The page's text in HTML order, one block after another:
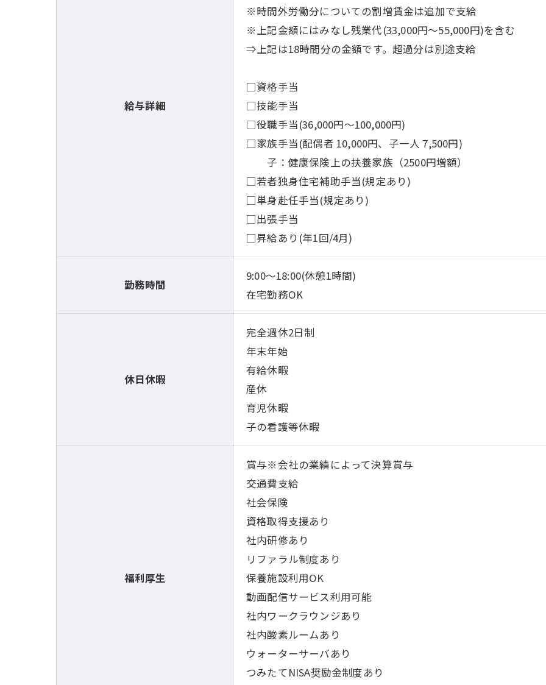
給与詳細
※時間外労働分についての割増賃金は追加で支給
※上記金額にはみなし残業代(33,000円〜55,000円)を含む
⇒上記は18時間分の金額です。超過分は別途支給
□資格手当
□技能手当
□役職手当(36,000円〜100,000円)
□家族手当(配偶者 10,000円、子一人 7,500円)
子：健康保険上の扶養家族（2500円増額）
□若者独身住宅補助手当(規定あり)
□単身赴任手当(規定あり)
□出張手当
□昇給あり(年1回/4月)
勤務時間
9:00～18:00(休憩1時間)
在宅勤務OK
休日休暇
完全週休2日制
年末年始
有給休暇
産休
育児休暇
子の看護等休暇
福利厚生
賞与※会社の業績によって決算賞与
交通費支給
社会保険
資格取得支援あり
社内研修あり
リファラル制度あり
保養施設利用OK
動画配信サービス利用可能
社内ワークラウンジあり
社内酸素ルームあり
ウォーターサーバあり
つみたてNISA奨励金制度あり